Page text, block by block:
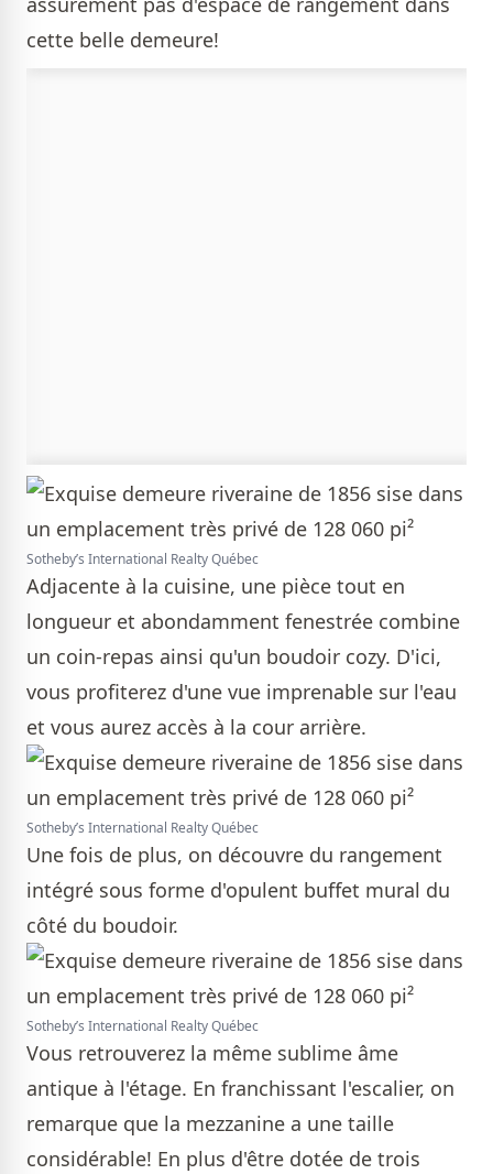
cette belle demeure!
Sotheby’s International Realty Québec
Adjacente à la cuisine, une pièce tout en
longueur et abondamment fenestrée combine
un coin-repas ainsi qu'un boudoir cozy. D'ici,
vous profiterez d'une vue imprenable sur l'eau
et vous aurez accès à la cour arrière.
Sotheby’s International Realty Québec
Une fois de plus, on découvre du rangement
intégré sous forme d'opulent buffet mural du
côté du boudoir.
Sotheby’s International Realty Québec
Vous retrouverez la même sublime âme
antique à l'étage. En franchissant l'escalier, on
remarque que la mezzanine a une taille
considérable! En plus d'être dotée de trois